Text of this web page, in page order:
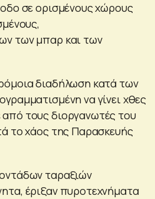
σε ορισμένους χώρους
των μπαρ και των
διαδήλωση κατά των
να γίνει χθες
τους διοργανωτές του
το χάος της Παρασκευής
ταραξιών
έριξαν πυροτεχνήματα